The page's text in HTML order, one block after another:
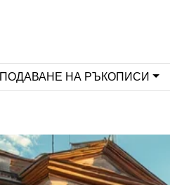
ПОДАВАНЕ НА РЪКОПИСИ